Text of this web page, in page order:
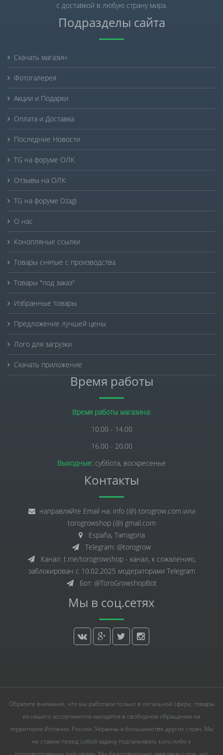
с доставкой в любую страну мира.
Подразделы сайта
Скачать магазин
Фотогалерея
Акции и Подарки
Оплата и Доставка
Последние Новости
TG на форуме ОЛК
Отзывы на ОЛК
TG на форуме Dzagi
О нас
Конопляные ссылки
Товары снятые с производства
Товары "под заказ"
Избранные товары
Предложение лучшей цены
Лого для загрузки
Скачать приложение
Время работы
Время работы магазина:
10.00 - 14.00
16.00 - 20.00
Выходные: суббота, воскресенье
Контакты
направляйте Email на: info (@) torogrow.com или
torogrowshop (@) gmail.com
España, Tarragona
Telegram: @torogrow
Канал: t.me/torogrowshop - канал, к сожалению,
заблокирован с 10.02.2025 модераторами Telegram
Бот: @ToroGrowshopBot
Мы в соц.сетях
Обратите внимание, что мы работаем только в легальной сфере, товары
из нашего ассортимента находятся в свободном обращении на
территории Испании, России, Украины и большинстве других стран. Мы
не ставим перед собой задачу подталкивать кого-либо к